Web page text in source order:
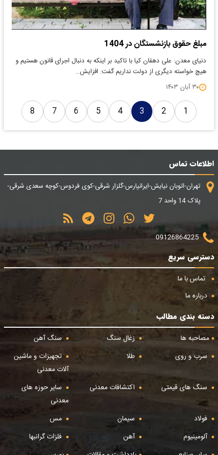
مبلغ حقوق بازنشستگان در 1404
دنیای معدن: علی دهقان کیا با تاکید بر اینکه به دنبال اجرای قانون هستیم و
هیچ خواسته دیگری از دولت نداریم گفت: افزایش…
۳۰ آبان ۱۴۰۳
1
2
3
4
5
6
7
8
اطلاعات تماس
تهران-اتوبان نیایش-ایرانپارس-گلزار شرقی-کوی فردوس-کوچه سعدی شرقی-
پلاک 14 واحد 7
09126864225
دسترسی سریع
تماس با ما
درباره ما
دسته بندی مطالب
مصاحبه ها
زغال سنگ
سنگ آهن
سرب و روی
طلا
تجهیزات و ماشین
آلات معدنی
سنگ های قیمتی
اکتشافات معدنی
سایر حوزه های
معدنی
فولاد
سیمان
مس
آلومینیوم
آهن
فلزات گرانبها